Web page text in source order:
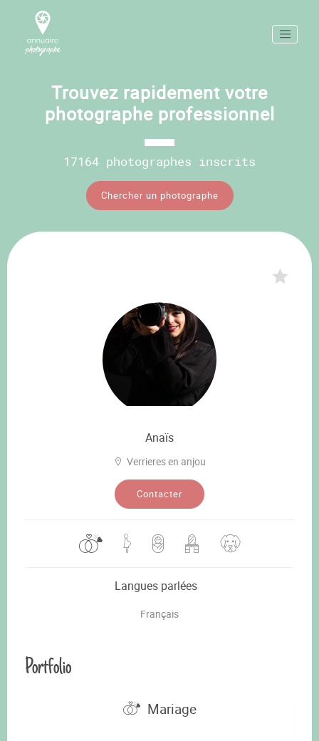
Trouvez rapidement votre
photographe professionnel
17164 photographes inscrits
Chercher un photographe
Anaïs
Verrieres en anjou
Contacter
Langues parlées
Français
Portfolio
Mariage